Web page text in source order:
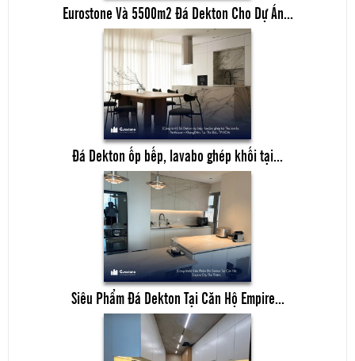
Eurostone Và 5500m2 Đá Dekton Cho Dự Án...
Đá Dekton ốp bếp, lavabo ghép khối tại...
Siêu Phẩm Đá Dekton Tại Căn Hộ Empire...